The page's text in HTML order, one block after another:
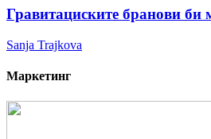
Гравитациските бранови би
Sanja Trajkova
Маркетинг